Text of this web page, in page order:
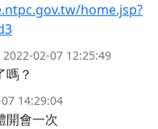
home.jsp?
2022-02-07 12:25:49
嗎？
14:29:04
開會一次